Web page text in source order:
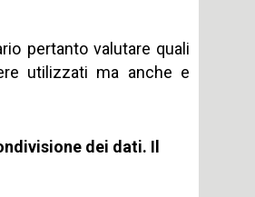
pertanto valutare quali
utilizzati ma anche e
dei dati. Il